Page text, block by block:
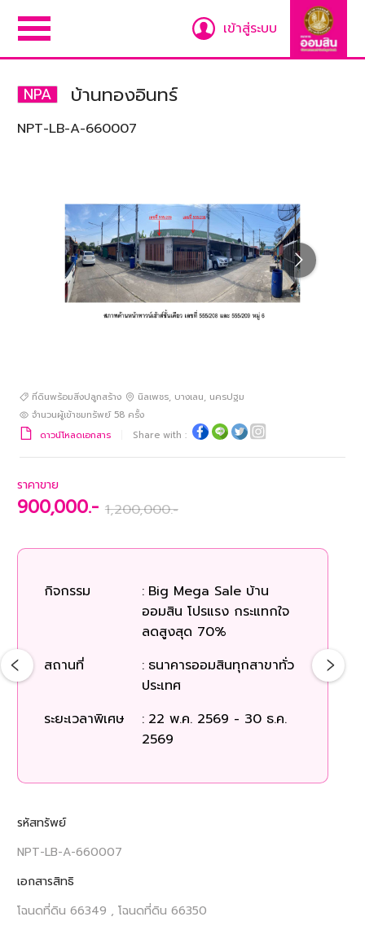
เข้าสู่ระบบ
NPA บ้านทองอินทร์
NPT-LB-A-660007
ที่ดินพร้อมสิ่งปลูกสร้าง นิลเพชร, บางเลน, นครปฐม
จำนวนผู้เข้าชมทรัพย์ 58 ครั้ง
ดาวน์โหลดเอกสาร
Share with :
ราคาขาย
900,000.- 1,200,000.-
กิจกรรม : Big Mega Sale บ้าน
ออมสิน โปรแรง กระแทกใจ
ลดสูงสุด 70%
สถานที่
: ธนาคารออมสินทุกสาขาทั่ว
ประเทศ
ระยะเวลาพิเศษ
: 22 พ.ค. 2569 - 30 ธ.ค.
2569
รหัสทรัพย์
NPT-LB-A-660007
เอกสารสิทธิ
โฉนดที่ดิน 66349 , โฉนดที่ดิน 66350